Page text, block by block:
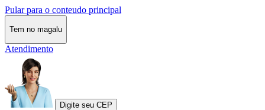
Pular para o conteudo principal
Tem no magalu
Atendimento
Digite seu CEP